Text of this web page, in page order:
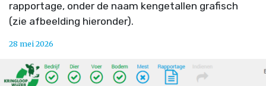
rapportage, onder de naam kengetallen grafisch
(zie afbeelding hieronder).
28 mei 2026